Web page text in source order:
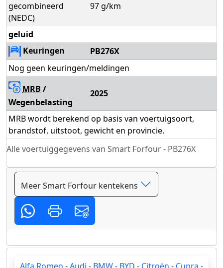
Alle voertuiggegevens van Smart Forfour - PB276X
gecombineerd
(NEDC)
97 g/km
geluid
Keuringen
PB276X
Nog geen keuringen/meldingen
MRB /
Wegenbelasting
2025
MRB wordt berekend op basis van voertuigsoort,
brandstof, uitstoot, gewicht en provincie.
Meer Smart Forfour kentekens